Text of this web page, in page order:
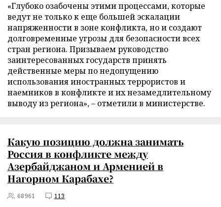
«Глубоко озабочены этими процессами, которые
ведут не только к еще большей эскалации
напряженности в зоне конфликта, но и создают
долговременные угрозы для безопасности всех
стран региона. Призываем руководство
заинтересованных государств принять
действенные меры по недопущению
использования иностранных террористов и
наемников в конфликте и их незамедлительному
выводу из региона», – отметили в министерстве.
Какую позицию должна занимать
Россия в конфликте между
Азербайджаном и Арменией в
Нагорном Карабахе?
68961 113